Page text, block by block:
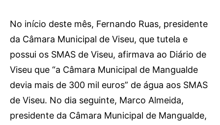
No início deste mês, Fernando Ruas, presidente
da Câmara Municipal de Viseu, que tutela e
possui os SMAS de Viseu, afirmava ao Diário de
Viseu que “a Câmara Municipal de Mangualde
devia mais de 300 mil euros” de água aos SMAS
de Viseu. No dia seguinte, Marco Almeida,
presidente da Câmara Municipal de Mangualde,